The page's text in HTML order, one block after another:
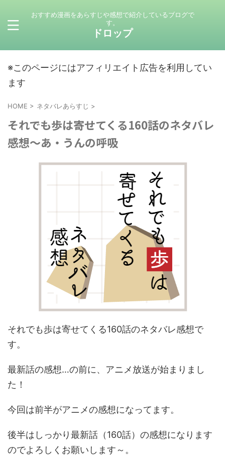
おすすめ漫画をあらすじや感想で紹介しているブログで
す。
ドロップ
※このページにはアフィリエイト広告を利用してい
ます
HOME > ネタバレあらすじ >
それでも歩は寄せてくる160話のネタバレ
感想～あ・うんの呼吸
それでも歩は寄せてくる160話のネタバレ感想で
す。
最新話の感想…の前に、アニメ放送が始まりまし
た！
今回は前半がアニメの感想になってます。
後半はしっかり最新話（160話）の感想になります
のでよろしくお願いします～。